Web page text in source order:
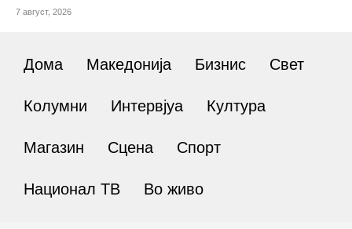
7 август, 2026
Дома Македонија Бизнис Свет
Колумни Интервјуа Култура
Магазин Сцена Спорт
Национал ТВ Во живо